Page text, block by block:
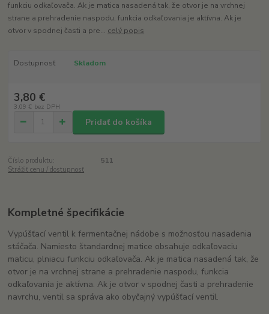
funkciu odkaľovača. Ak je matica nasadená tak, že otvor je na vrchnej
strane a prehradenie naspodu, funkcia odkaľovania je aktívna. Ak je
otvor v spodnej časti a pre... celý popis
Dostupnosť Skladom
3,80 €
3,09 € bez DPH
Pridať do košíka
Číslo produktu:
511
Strážiť cenu / dostupnosť
Kompletné špecifikácie
Vypúšťací ventil k fermentačnej nádobe s možnosťou nasadenia
stáčača. Namiesto štandardnej matice obsahuje odkaľovaciu
maticu, plniacu funkciu odkaľovača. Ak je matica nasadená tak, že
otvor je na vrchnej strane a prehradenie naspodu, funkcia
odkaľovania je aktívna. Ak je otvor v spodnej časti a prehradenie
navrchu, ventil sa správa ako obyčajný vypúšťací ventil.